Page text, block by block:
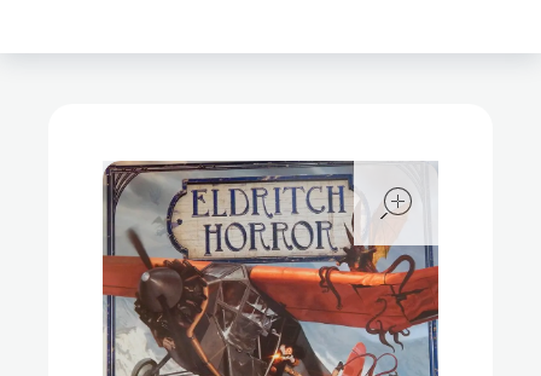
TIENDA